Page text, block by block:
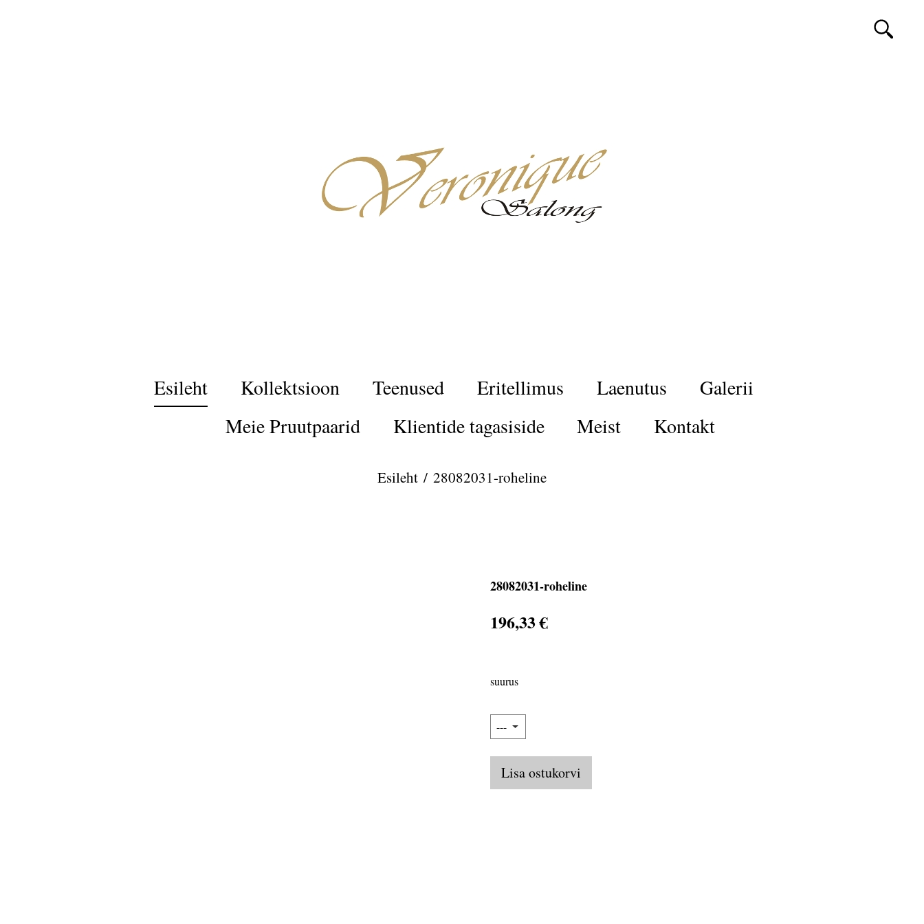
Esileht Kollektsioon Teenused Eritellimus Laenutus
Galerii
Meie Pruutpaarid
Klientide tagasiside Meist Kontakt
Esileht / 28082031-roheline
28082031-roheline
196,33 €
suurus
Lisa ostukorvi